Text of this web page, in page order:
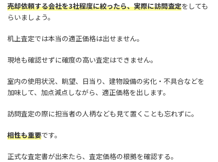
売却依頼する会社を3社程度に絞ったら、実際に訪問査定をしても
らいましょう。
机上査定では本当の適正価格は出せません。
現地も確認せずに確度の高い査定はできません。
室内の使用状況、眺望、日当り、建物設備の劣化・不具合などを
加味して、加点減点しながら、適正価格を出します。
訪問査定の際に担当者の人柄なども見て置くことも忘れずに。
相性も重要です。
正式な査定書が出来たら、査定価格の根拠を確認する。